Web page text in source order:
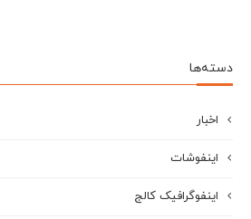
دسته‌ها
اخبار
اینفوشات
اینفوگرافیک کالج